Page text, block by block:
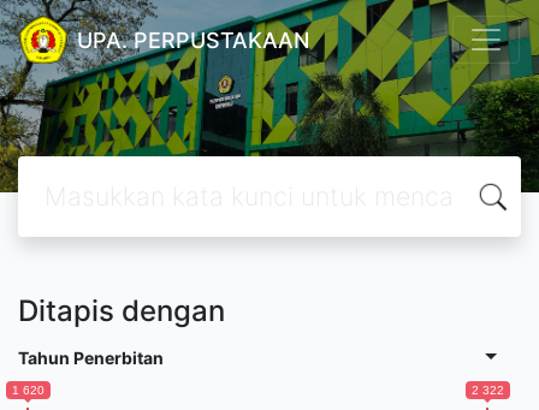
UPA. PERPUSTAKAAN
Ditapis dengan
Tahun Penerbitan
1 620 2 322